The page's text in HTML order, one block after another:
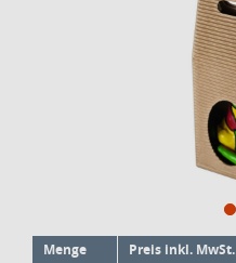
Menge Preis inkl. MwSt.